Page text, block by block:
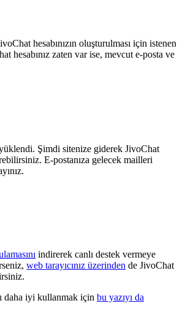
hesabınızın oluşturulması için istenen
hesabınız zaten var ise, mevcut e-posta ve
Şimdi sitenize giderek JivoChat
E-postanıza gelecek mailleri
indirerek canlı destek vermeye
web tarayıcınız üzerinden de JivoChat
daha iyi kullanmak için bu yazıyı da